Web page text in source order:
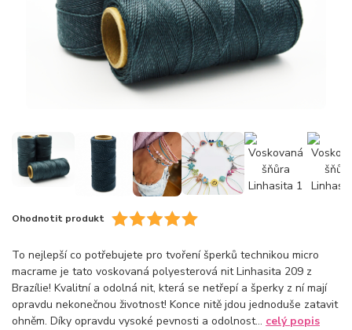
Ohodnotit produkt
To nejlepší co potřebujete pro tvoření šperků technikou micro
macrame je tato voskovaná polyesterová nit Linhasita 209 z
Brazílie! Kvalitní a odolná nit, která se netřepí a šperky z ní mají
opravdu nekonečnou životnost! Konce nitě jdou jednoduše zatavit
ohněm. Díky opravdu vysoké pevnosti a odolnost... celý popis